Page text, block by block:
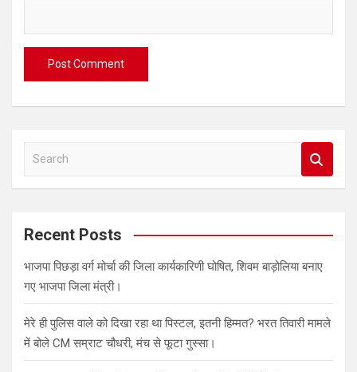
a
c
Recent Posts
भाजपा पिछड़ा वर्ग मोर्चा की जिला कार्यकारिणी घोषित, शिवम बाड़ोलिया बनाए
गए भाजपा जिला मंत्री।
मेरे ही पुलिस वाले को दिखा रहा था पिस्टल, इतनी हिम्मत? भरत तिवारी मामले
में बोले CM सम्राट चौधरी, मंच से फूटा गुस्सा।